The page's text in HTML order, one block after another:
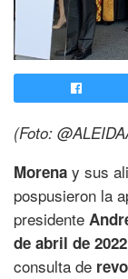
(Foto:
Morena y sus
pospusieron la
presidente
de abril de
consulta de